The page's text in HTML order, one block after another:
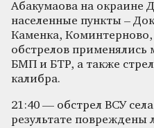
Абакумаова на окраине
населенные пункты –
Каменка, Коминтерново,
обстрелов
БМП и БТР, а также
калибра.
21:40 — обстрел ВСУ
результате повреждены